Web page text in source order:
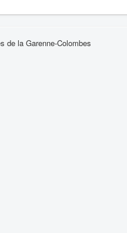
de la Garenne-Colombes